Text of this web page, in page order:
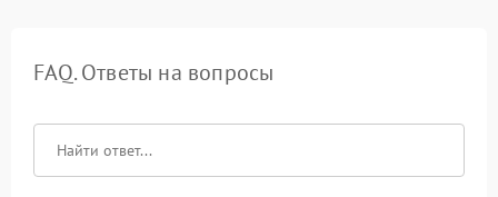
FAQ. Ответы на вопросы